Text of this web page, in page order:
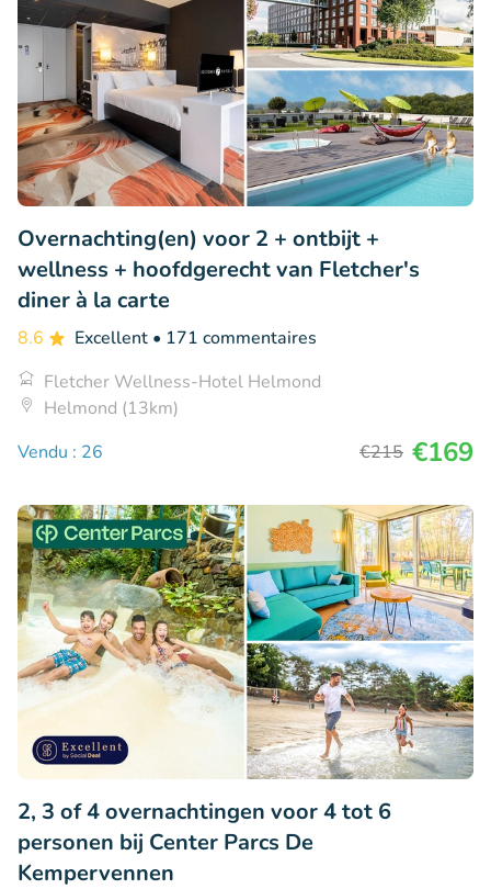
Overnachting(en) voor 2 + ontbijt +
wellness + hoofdgerecht van Fletcher's
diner à la carte
8.6 Excellent • 171 commentaires
Fletcher Wellness-Hotel Helmond
Helmond (13km)
Vendu : 26
€215 €169
2, 3 of 4 overnachtingen voor 4 tot 6
personen bij Center Parcs De
Kempervennen